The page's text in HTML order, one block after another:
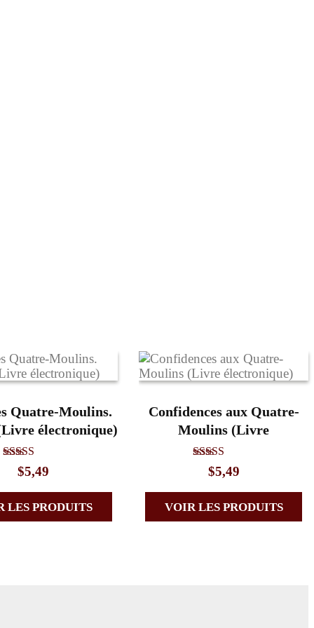
Quatre-Moulins.
électronique)
Note
4.75
sur 5
$5,49
LES PRODUITS
Confidences aux Quatre-
Moulins (Livre
électronique)
Note
5.00
sur 5
$5,49
VOIR LES PRODUITS